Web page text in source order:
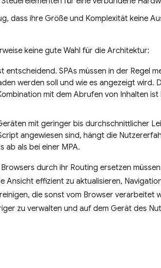
dass ihre Größe und Komplexität keine
keine gute Wahl für die Architektur:
entscheidend. SPAs müssen in der Regel
werden soll und wie es angezeigt wird.
mit dem Abrufen von Inhalten ist
mit geringer bis durchschnittlicher
angewiesen sind, hängt die
ab als bei einer MPA.
durch ihr Routing ersetzen
Ansicht effizient zu aktualisieren,
die sonst vom Browser verarbeitet
zu verwalten und auf dem Gerät des